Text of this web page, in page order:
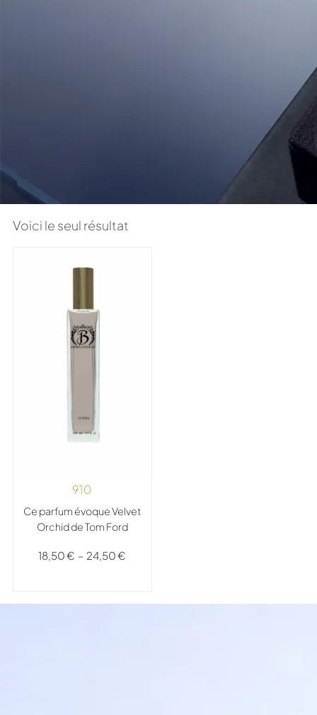
Voici le seul résultat
910
Ce parfum évoque Velvet
Orchid de Tom Ford
18,50€ – 24,50€